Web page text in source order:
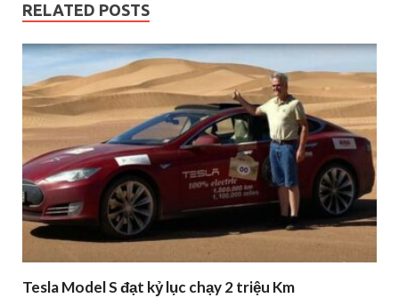
RELATED POSTS
Tesla Model S đạt kỷ lục chạy 2 triệu Km